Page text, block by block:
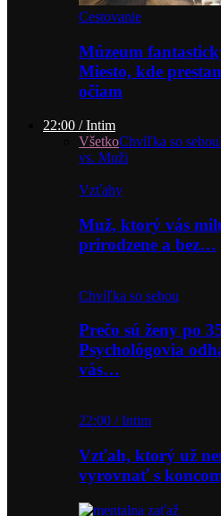
Cestovanie
Múzeum
Miesto, kde
očiam
22:00 / Intim
VšetkoChvíľka so sebou
vs. Muži
Vzťahy
Muž, ktorý vás
prirodzene a bez…
Chvíľka so sebou
Prečo sú ženy po
Psychológovia
vás…
22:00 / Intim
Vzťah, ktorý už
vyrovnať s